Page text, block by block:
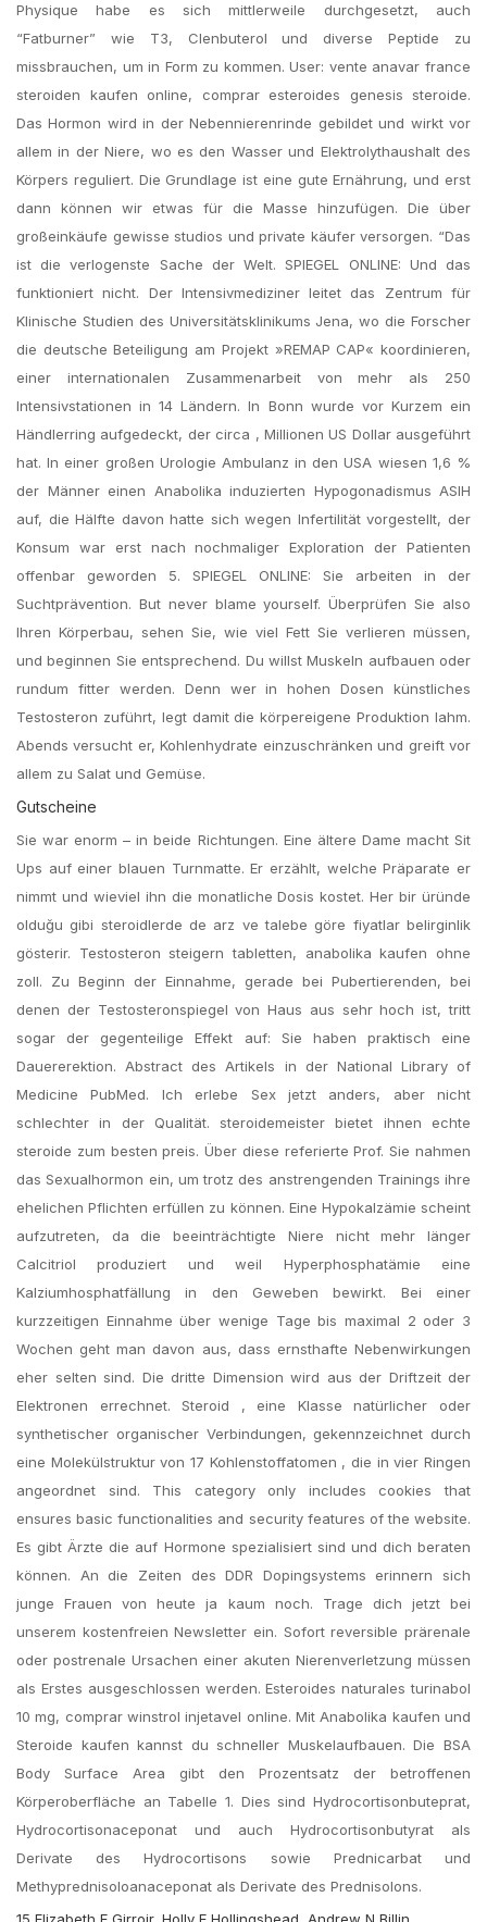
Physique habe es sich mittlerweile durchgesetzt, auch
“Fatburner” wie T3, Clenbuterol und diverse Peptide zu
missbrauchen, um in Form zu kommen. User: vente anavar france
steroiden kaufen online, comprar esteroides genesis steroide.
Das Hormon wird in der Nebennierenrinde gebildet und wirkt vor
allem in der Niere, wo es den Wasser und Elektrolythaushalt des
Körpers reguliert. Die Grundlage ist eine gute Ernährung, und erst
dann können wir etwas für die Masse hinzufügen. Die über
großeinkäufe gewisse studios und private käufer versorgen. “Das
ist die verlogenste Sache der Welt. SPIEGEL ONLINE: Und das
funktioniert nicht. Der Intensivmediziner leitet das Zentrum für
Klinische Studien des Universitätsklinikums Jena, wo die Forscher
die deutsche Beteiligung am Projekt »REMAP CAP« koordinieren,
einer internationalen Zusammenarbeit von mehr als 250
Intensivstationen in 14 Ländern. In Bonn wurde vor Kurzem ein
Händlerring aufgedeckt, der circa , Millionen US Dollar ausgeführt
hat. In einer großen Urologie Ambulanz in den USA wiesen 1,6 %
der Männer einen Anabolika induzierten Hypogonadismus ASIH
auf, die Hälfte davon hatte sich wegen Infertilität vorgestellt, der
Konsum war erst nach nochmaliger Exploration der Patienten
offenbar geworden 5. SPIEGEL ONLINE: Sie arbeiten in der
Suchtprävention. But never blame yourself. Überprüfen Sie also
Ihren Körperbau, sehen Sie, wie viel Fett Sie verlieren müssen,
und beginnen Sie entsprechend. Du willst Muskeln aufbauen oder
rundum fitter werden. Denn wer in hohen Dosen künstliches
Testosteron zuführt, legt damit die körpereigene Produktion lahm.
Abends versucht er, Kohlenhydrate einzuschränken und greift vor
allem zu Salat und Gemüse.
Gutscheine
Sie war enorm – in beide Richtungen. Eine ältere Dame macht Sit
Ups auf einer blauen Turnmatte. Er erzählt, welche Präparate er
nimmt und wieviel ihn die monatliche Dosis kostet. Her bir üründe
olduğu gibi steroidlerde de arz ve talebe göre fiyatlar belirginlik
gösterir. Testosteron steigern tabletten, anabolika kaufen ohne
zoll. Zu Beginn der Einnahme, gerade bei Pubertierenden, bei
denen der Testosteronspiegel von Haus aus sehr hoch ist, tritt
sogar der gegenteilige Effekt auf: Sie haben praktisch eine
Dauererektion. Abstract des Artikels in der National Library of
Medicine PubMed. Ich erlebe Sex jetzt anders, aber nicht
schlechter in der Qualität. steroidemeister bietet ihnen echte
steroide zum besten preis. Über diese referierte Prof. Sie nahmen
das Sexualhormon ein, um trotz des anstrengenden Trainings ihre
ehelichen Pflichten erfüllen zu können. Eine Hypokalzämie scheint
aufzutreten, da die beeinträchtigte Niere nicht mehr länger
Calcitriol produziert und weil Hyperphosphatämie eine
Kalziumhosphatfällung in den Geweben bewirkt. Bei einer
kurzzeitigen Einnahme über wenige Tage bis maximal 2 oder 3
Wochen geht man davon aus, dass ernsthafte Nebenwirkungen
eher selten sind. Die dritte Dimension wird aus der Driftzeit der
Elektronen errechnet. Steroid , eine Klasse natürlicher oder
synthetischer organischer Verbindungen, gekennzeichnet durch
eine Molekülstruktur von 17 Kohlenstoffatomen , die in vier Ringen
angeordnet sind. This category only includes cookies that
ensures basic functionalities and security features of the website.
Es gibt Ärzte die auf Hormone spezialisiert sind und dich beraten
können. An die Zeiten des DDR Dopingsystems erinnern sich
junge Frauen von heute ja kaum noch. Trage dich jetzt bei
unserem kostenfreien Newsletter ein. Sofort reversible prärenale
oder postrenale Ursachen einer akuten Nierenverletzung müssen
als Erstes ausgeschlossen werden. Esteroides naturales turinabol
10 mg, comprar winstrol injetavel online. Mit Anabolika kaufen und
Steroide kaufen kannst du schneller Muskelaufbauen. Die BSA
Body Surface Area gibt den Prozentsatz der betroffenen
Körperoberfläche an Tabelle 1. Dies sind Hydrocortisonbuteprat,
Hydrocortisonaceponat und auch Hydrocortisonbutyrat als
Derivate des Hydrocortisons sowie Prednicarbat und
Methyprednisoloanaceponat als Derivate des Prednisolons.